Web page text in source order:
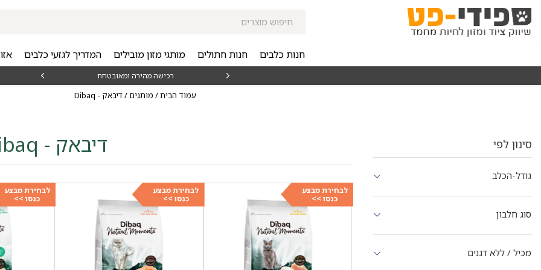
חנות כלבים חנות חתולים מותגי מזון מובילים המדריך לגזעי כלבים
מאז 1998
עמוד הבית/ מותגים / דיבאק - Dibaq
סינון לפי
גודל-הכלב
סוג חלבון
מכיל / ללא דגנים
דיבאק - Dibaq
לבחירת מבצע
כנסו >>
לבחירת מבצע
כנסו >>
לבחירת מבצע
כנסו >>